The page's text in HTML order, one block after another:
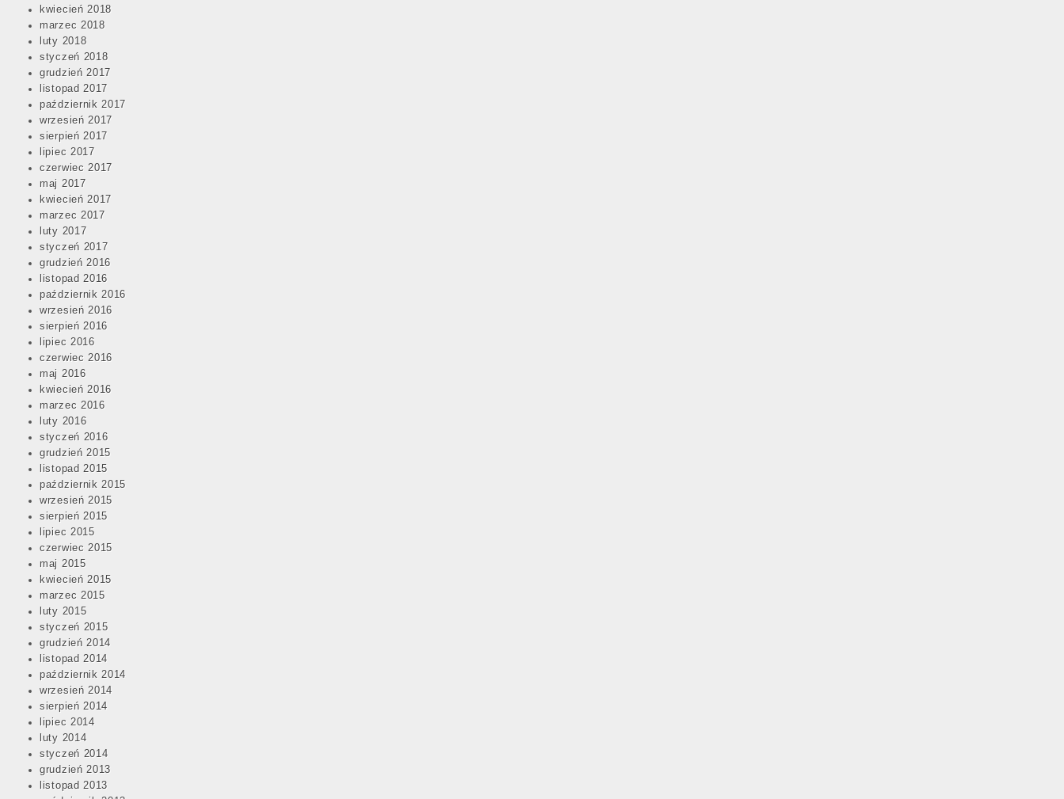
kwiecień 2018
marzec 2018
luty 2018
styczeń 2018
grudzień 2017
listopad 2017
październik 2017
wrzesień 2017
sierpień 2017
lipiec 2017
czerwiec 2017
maj 2017
kwiecień 2017
marzec 2017
luty 2017
styczeń 2017
grudzień 2016
listopad 2016
październik 2016
wrzesień 2016
sierpień 2016
lipiec 2016
czerwiec 2016
maj 2016
kwiecień 2016
marzec 2016
luty 2016
styczeń 2016
grudzień 2015
listopad 2015
październik 2015
wrzesień 2015
sierpień 2015
lipiec 2015
czerwiec 2015
maj 2015
kwiecień 2015
marzec 2015
luty 2015
styczeń 2015
grudzień 2014
listopad 2014
październik 2014
wrzesień 2014
sierpień 2014
lipiec 2014
luty 2014
styczeń 2014
grudzień 2013
listopad 2013